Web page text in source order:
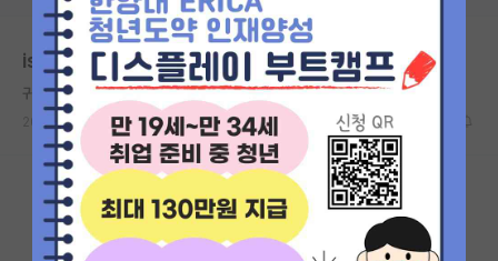
대학원생 모집
국내대학원 정보
연구실&오픈랩
커뮤니티
커뮤니티 홈
전체글보기
ist대학원 진학 가능할까요?
귀여운 마키아벨리
2024.03.27 6 1827